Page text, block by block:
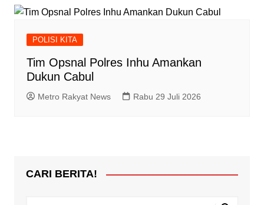
POLISI KITA
Tim Opsnal Polres Inhu Amankan
Dukun Cabul
Metro Rakyat News Rabu 29 Juli 2026
CARI BERITA!